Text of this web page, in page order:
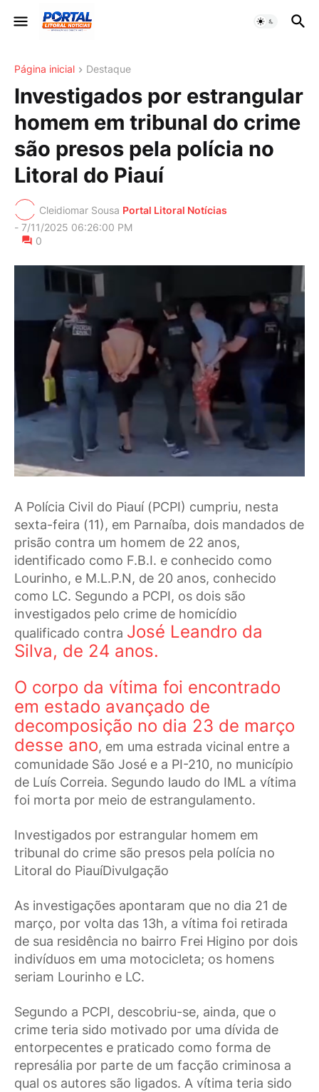
Página inicial Destaque
Investigados por estrangular
homem em tribunal do crime
são presos pela polícia no
Litoral do Piauí
Cleidiomar Sousa Portal Litoral Notícias
- 7/11/2025 06:26:00 PM
0
A Polícia Civil do Piauí (PCPI) cumpriu, nesta
sexta-feira (11), em Parnaíba, dois mandados de
prisão contra um homem de 22 anos,
identificado como F.B.I. e conhecido como
Lourinho, e M.L.P.N, de 20 anos, conhecido
como LC. Segundo a PCPI, os dois são
investigados pelo crime de homicídio
qualificado contra José Leandro da
Silva, de 24 anos.
O corpo da vítima foi encontrado
em estado avançado de
decomposição no dia 23 de março
desse ano, em uma estrada vicinal entre a
comunidade São José e a PI-210, no município
de Luís Correia. Segundo laudo do IML a vítima
foi morta por meio de estrangulamento.
Investigados por estrangular homem em
tribunal do crime são presos pela polícia no
Litoral do PiauíDivulgação
As investigações apontaram que no dia 21 de
março, por volta das 13h, a vítima foi retirada
de sua residência no bairro Frei Higino por dois
indivíduos em uma motocicleta; os homens
seriam Lourinho e LC.
Segundo a PCPI, descobriu-se, ainda, que o
crime teria sido motivado por uma dívida de
entorpecentes e praticado como forma de
represália por parte de um facção criminosa a
qual os autores são ligados. A vítima teria sido